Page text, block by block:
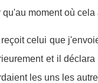
moment où
celui que
et il
les uns les